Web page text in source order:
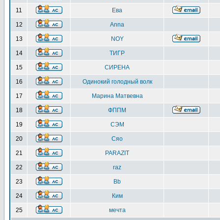
11 Ева
12 Anna
13 NOY
14 ТИГР
15 СИРЕНА
16 Одинокий голодный волк
17 Марина Матвевна
18 ФППМ
19 СЭМ
20 Сяо
21 PARAZIT
22 raz
23 Bb
24 Ким
25 мечта